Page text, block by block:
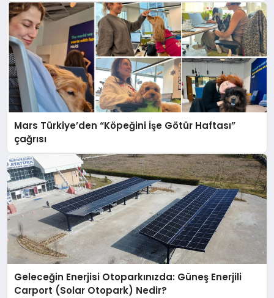
Mars Türkiye’den “Köpeğini İşe Götür Haftası”
çağrısı
Geleceğin Enerjisi Otoparkınızda: Güneş Enerjili
Carport (Solar Otopark) Nedir?